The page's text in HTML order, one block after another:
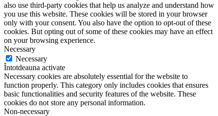
also use third-party cookies that help us analyze and understand how
you use this website. These cookies will be stored in your browser
only with your consent. You also have the option to opt-out of these
cookies. But opting out of some of these cookies may have an effect
on your browsing experience.
Necessary
Necessary
Întotdeauna activate
Necessary cookies are absolutely essential for the website to
function properly. This category only includes cookies that ensures
basic functionalities and security features of the website. These
cookies do not store any personal information.
Non-necessary